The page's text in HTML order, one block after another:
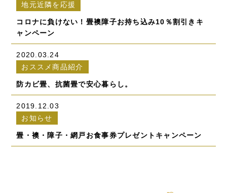
地元近隣を応援
コロナに負けない！畳襖障子お持ち込み10％割引きキ
ャンペーン
2020.03.24
おススメ商品紹介
防カビ畳、抗菌畳で安心暮らし。
2019.12.03
お知らせ
畳・襖・障子・網戸お食事券プレゼントキャンペーン